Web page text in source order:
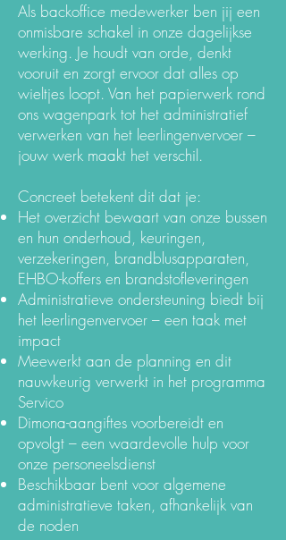
Als backoffice medewerker ben jij een
onmisbare schakel in onze dagelijkse
werking. Je houdt van orde, denkt
vooruit en zorgt ervoor dat alles op
wieltjes loopt. Van het papierwerk rond
ons wagenpark tot het administratief
verwerken van het leerlingenvervoer –
jouw werk maakt het verschil.
Concreet betekent dit dat je:
Het overzicht bewaart van onze bussen
en hun onderhoud, keuringen,
verzekeringen, brandblusapparaten,
EHBO-koffers en brandstofleveringen
Administratieve ondersteuning biedt bij
het leerlingenvervoer – een taak met
impact
Meewerkt aan de planning en dit
nauwkeurig verwerkt in het programma
Servico
Dimona-aangiftes voorbereidt en
opvolgt – een waardevolle hulp voor
onze personeelsdienst
Beschikbaar bent voor algemene
administratieve taken, afhankelijk van
de noden